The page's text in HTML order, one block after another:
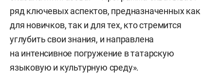
ряд ключевых аспектов, предназначенных как
для новичков, так и для тех, кто стремится
углубить свои знания, и направлена
на интенсивное погружение в татарскую
языковую и культурную среду».